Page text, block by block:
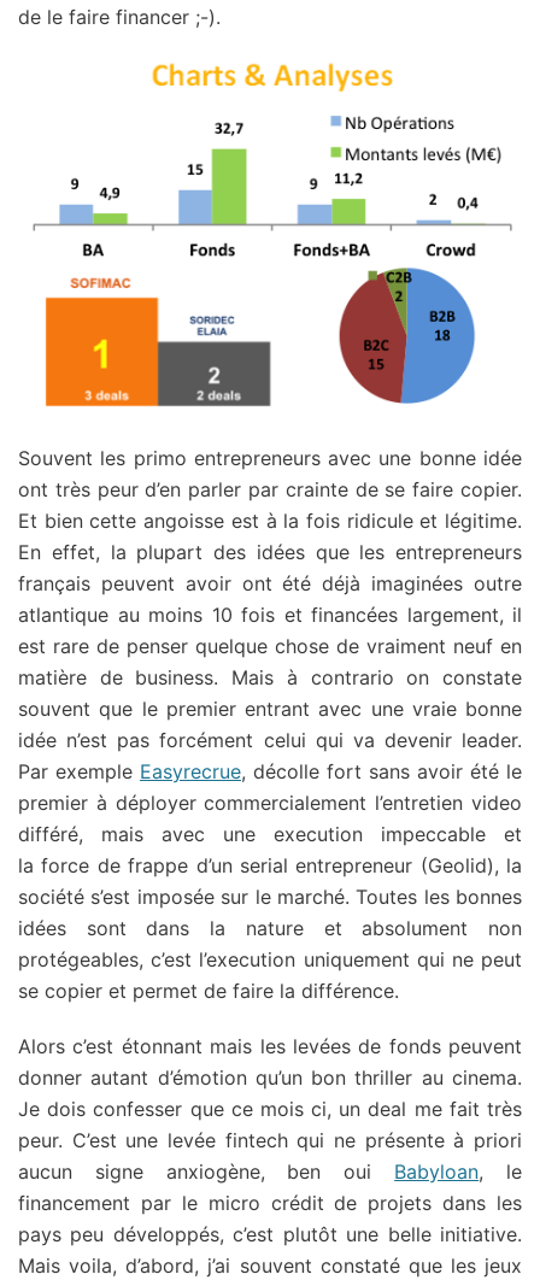
de le faire financer ;-).
Souvent les primo entrepreneurs avec une bonne idée
ont très peur d’en parler par crainte de se faire copier.
Et bien cette angoisse est à la fois ridicule et légitime.
En effet, la plupart des idées que les entrepreneurs
français peuvent avoir ont été déjà imaginées outre
atlantique au moins 10 fois et financées largement, il
est rare de penser quelque chose de vraiment neuf en
matière de business. Mais à contrario on constate
souvent que le premier entrant avec une vraie bonne
idée n’est pas forcément celui qui va devenir leader.
Par exemple Easyrecrue, décolle fort sans avoir été le
premier à déployer commercialement l’entretien video
différé, mais avec une execution impeccable et
la force de frappe d’un serial entrepreneur (Geolid), la
société s’est imposée sur le marché. Toutes les bonnes
idées sont dans la nature et absolument non
protégeables, c’est l’execution uniquement qui ne peut
se copier et permet de faire la différence.
Alors c’est étonnant mais les levées de fonds peuvent
donner autant d’émotion qu’un bon thriller au cinema.
Je dois confesser que ce mois ci, un deal me fait très
peur. C’est une levée fintech qui ne présente à priori
aucun signe anxiogène, ben oui Babyloan, le
financement par le micro crédit de projets dans les
pays peu développés, c’est plutôt une belle initiative.
Mais voila, d’abord, j’ai souvent constaté que les jeux